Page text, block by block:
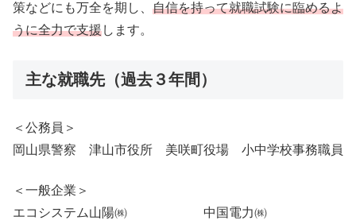
策などにも万全を期し、 自信を持って就職試験に臨めるよ
うに全力で支援します。
主な就職先（過去３年間）
＜公務員＞
岡山県警察 津山市役所 美咲町役場 小中学校事務職員
＜一般企業＞
エコシステム山陽㈱ 中国電力㈱